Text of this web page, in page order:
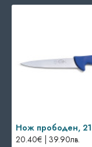
20.40€ | 39.90лв.